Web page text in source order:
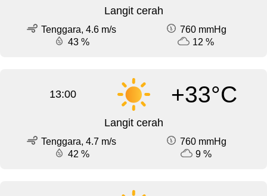
Langit cerah
Tenggara, 4.6 m/s
760 mmHg
43 %
12 %
13:00 +33°C
Langit cerah
Tenggara, 4.7 m/s
760 mmHg
42 %
9 %